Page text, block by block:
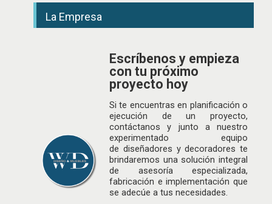
La Empresa
Escríbenos y empieza
con tu próximo
proyecto hoy
Si te encuentras en planificación o
ejecución de un proyecto,
contáctanos y junto a nuestro
experimentado equipo
de diseñadores y decoradores te
brindaremos una solución integral
de asesoría especializada,
fabricación e implementación que
se adecúe a tus necesidades.